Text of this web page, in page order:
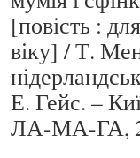
[повість :
віку] / Т.
Е. Гейс. –
ЛА-МА-ГА,